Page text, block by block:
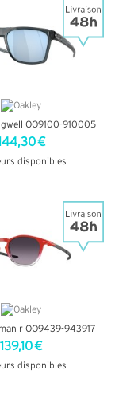
OO9100-910005
€
disponibles
r OO9439-943917
139,10 €
disponibles